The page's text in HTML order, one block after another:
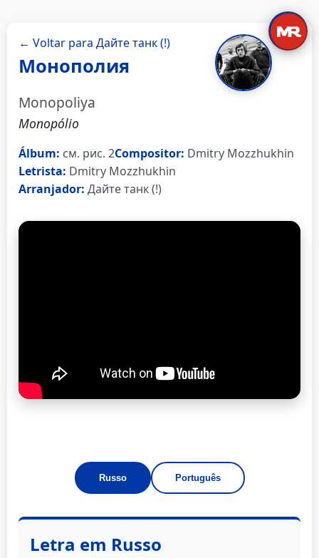
← Voltar para Дайте танк (!)
Монополия
Monopoliya
Monopólio
Álbum: см. рис. 2Compositor: Dmitry Mozzhukhin
Letrista: Dmitry Mozzhukhin
Arranjador: Дайте танк (!)
Russo Português
Letra em Russo